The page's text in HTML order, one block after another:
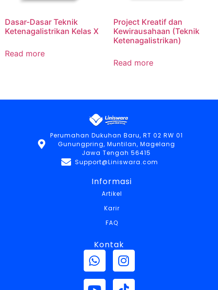
Dasar-Dasar Teknik
Ketenagalistrikan Kelas X
Read more
Project Kreatif dan
Kewirausahaan (Teknik
Ketenagalistrikan)
Read more
Perumahan Dukuhan Baru, RT 02 RW 01
Gunungpring, Muntilan, Magelang
Jawa Tengah 56415
Support@Liniswara.com
Informasi
Artikel
Karir
FAQ
Kontak